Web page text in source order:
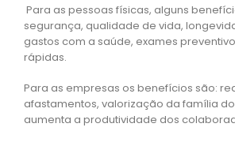
Para as pessoas físicas, alguns
segurança, qualidade de vida,
gastos com a saúde, exames
rápidas.
Para as empresas os benefícios são:
afastamentos, valorização da família
aumenta a produtividade dos